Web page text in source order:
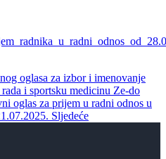
oglasa za izbor i imenovanje
i sportsku medicinu Ze-do
oglas za prijem u radni odnos u
Sljedeće